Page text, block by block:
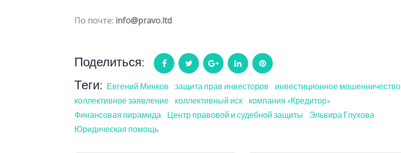
По почте: info@pravo.ltd
Поделиться: Facebook Twitter Google+ LinkedIn Pinterest
Теги: Евгений Минков защита прав инвесторов
инвестиционное мошенничество
коллективное заявление
коллективный иск
компания «Кредитор»
Финансовая пирамида
Центр правовой и судебной защиты
Эльвира Глухова
Юридическая помощь